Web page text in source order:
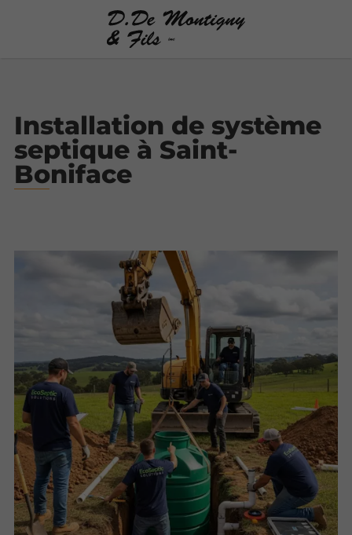
Installation de système
septique à Saint-
Boniface